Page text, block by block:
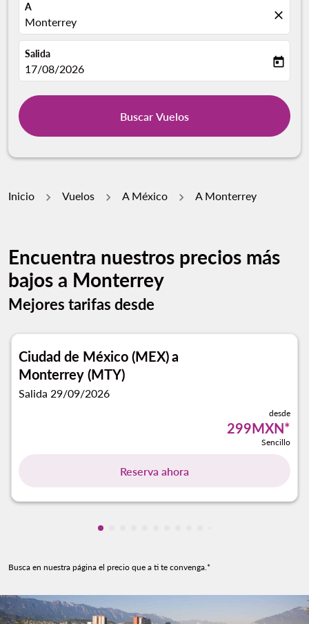
A
Monterrey close
Salida
fc-booking-departure-date-aria-label
17/08/2026 today
Buscar Vuelos
Inicio Vuelos A México A Monterrey
Encuentra nuestros precios más
bajos a Monterrey
Mejores tarifas desde
Ciudad de México (MEX)a
Monterrey (MTY)
Salida 29/09/2026
desde
299MXN*
Sencillo
Reserva ahora
Mostrando cmp-pagination-showing-
Busca en nuestra página el precio que a ti te convenga.*